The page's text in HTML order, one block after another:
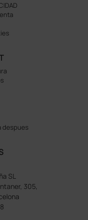
despues
SL
305,